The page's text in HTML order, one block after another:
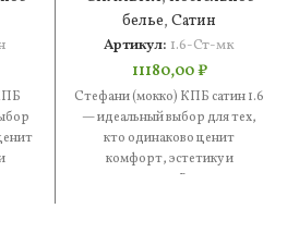
—
белье, Сатин
Артикул: 1.6-Ст-мк
11180,00₽
Стефани (мокко) КПБ сатин 1.6
— идеальный выбор для тех,
кто одинаково ценит
комфорт, эстетику и
практичность. В составе —